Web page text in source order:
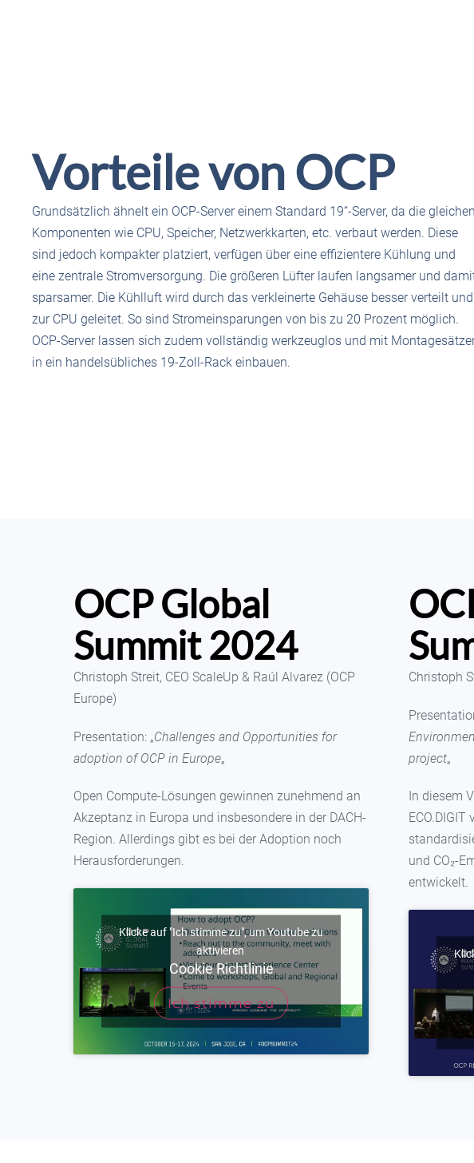
Vorteile von OCP
Grundsätzlich ähnelt ein OCP-Server einem Standard 19“-Server, da die gleichen
Komponenten wie CPU, Speicher, Netzwerkkarten, etc. verbaut werden. Diese
sind jedoch kompakter platziert, verfügen über eine effizientere Kühlung und
eine zentrale Stromversorgung. Die größeren Lüfter laufen langsamer und
sparsamer. Die Kühlluft wird durch das verkleinerte Gehäuse besser verteilt und
zur CPU geleitet. So sind Stromeinsparungen von bis zu 20 Prozent möglich.
OCP-Server lassen sich zudem vollständig werkzeuglos und mit
in ein handelsübliches 19-Zoll-Rack einbauen.
Christoph
project„
In diesem
und CO₂-
entwickelt.
OCP Global
Summit 2024
Christoph Streit, CEO ScaleUp & Raúl Alvarez (OCP
Europe)
Presentation: „Challenges and Opportunities for
adoption of OCP in Europe„
Open Compute-Lösungen gewinnen zunehmend an
Akzeptanz in Europa und insbesondere in der DACH-
Region. Allerdings gibt es bei der Adoption noch
Herausforderungen.
Klicke auf "Ich stimme zu", um Youtube zu
aktivieren
Cookie Richtlinie
Ich stimme zu